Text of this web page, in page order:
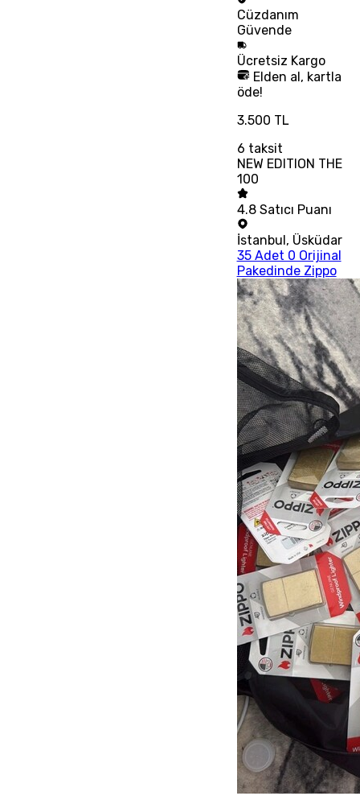
Cüzdanım
Güvende
Ücretsiz Kargo
Elden al, kartla
öde!
3.500 TL
6 taksit
NEW EDITION THE
100
4.8 Satıcı Puanı
İstanbul, Üsküdar
35 Adet 0 Orijinal
Pakedinde Zippo